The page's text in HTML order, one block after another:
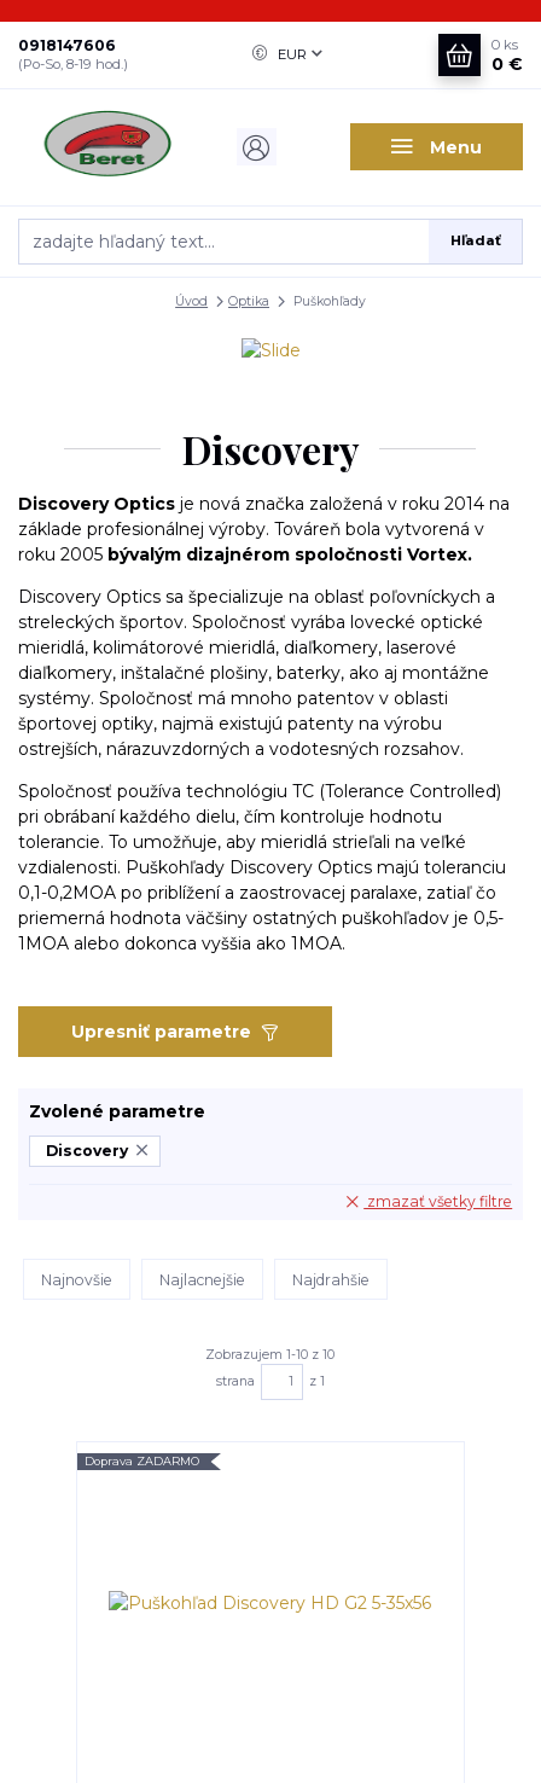
Menu
EUR
Hľadať
0918147606
(Po-So, 8-19 hod.)
0 ks
0 €
Úvod Optika Puškohľady
Discovery
Discovery Optics je nová značka založená v roku 2014 na
základe profesionálnej výroby. Továreň bola vytvorená v
roku 2005 bývalým dizajnérom spoločnosti Vortex.
Discovery Optics sa špecializuje na oblasť poľovníckych a
streleckých športov. Spoločnosť vyrába lovecké optické
mieridlá, kolimátorové mieridlá, diaľkomery, laserové
diaľkomery, inštalačné plošiny, baterky, ako aj montážne
systémy. Spoločnosť má mnoho patentov v oblasti
športovej optiky, najmä existujú patenty na výrobu
ostrejších, nárazuvzdorných a vodotesných rozsahov.
Spoločnosť používa technológiu TC (Tolerance Controlled)
pri obrábaní každého dielu, čím kontroluje hodnotu
tolerancie. To umožňuje, aby mieridlá strieľali na veľké
vzdialenosti. Puškohľady Discovery Optics majú toleranciu
0,1-0,2MOA po priblížení a zaostrovacej paralaxe, zatiaľ čo
priemerná hodnota väčšiny ostatných puškohľadov je 0,5-
1MOA alebo dokonca vyššia ako 1MOA.
Upresniť parametre
Zvolené parametre
Discovery
zmazať všetky filtre
Najnovšie Najlacnejšie Najdrahšie
Zobrazujem 1-10 z 10
strana
z 1
Doprava ZADARMO